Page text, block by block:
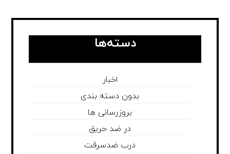
دسته‌ها
اخبار
بدون دسته بندی
بروزرسانی ها
در ضد حریق
درب ضدسرقت